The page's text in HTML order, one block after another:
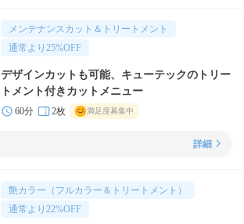
メンテナンスカット＆トリートメント
通常より 25%OFF
デザインカットも可能、キューテックのトリー
トメント付きカットメニュー
60分 2枚 満足度募集中
詳細
艶カラー（フルカラー＆トリートメント）
通常より 22%OFF